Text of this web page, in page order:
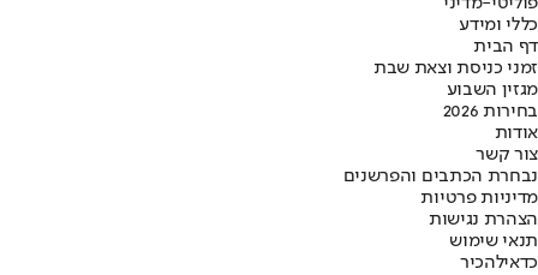
פוליטי-מדיני
כללי ומידע
דף הבית
זמני כניסת וצאת שבת
מגזין השבוע
בחירות 2026
אודות
צור קשר
נבחרת הכתבים והפרשנים
מדיניות פרטיות
הצהרת נגישות
תנאי שימוש
כדאילהכיר